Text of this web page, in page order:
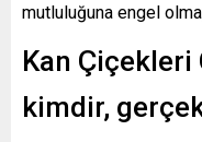
mutluluğuna engel
Kan Çiçekleri
kimdir,